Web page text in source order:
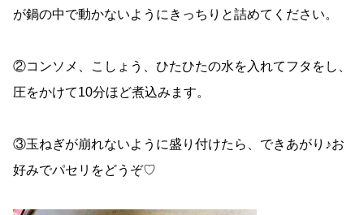
が鍋の中で動かないようにきっちりと詰めてください。
②コンソメ、こしょう、ひたひたの水を入れてフタをし、
圧をかけて10分ほど煮込みます。
③玉ねぎが崩れないように盛り付けたら、できあがり♪お
好みでパセリをどうぞ♡